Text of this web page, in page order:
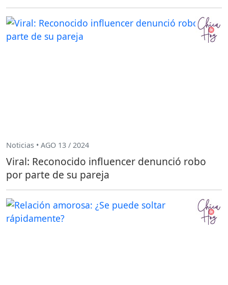
Noticias • AGO 13 / 2024
Viral: Reconocido influencer denunció robo
por parte de su pareja